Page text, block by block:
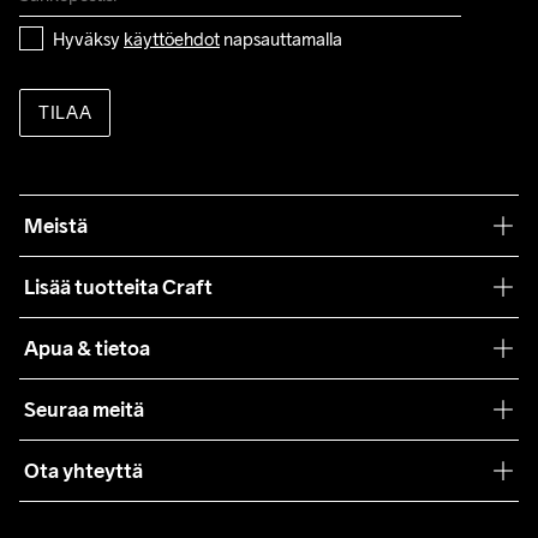
Hyväksy käyttöehdot napsauttamalla
TILAA
Meistä
Lisää tuotteita Craft
Yhteistyöt
Lehdistö
Apua & tietoa
Käyttöehdot
Asiakaspalvelu
Seuraa meitä
Ota yhteyttä